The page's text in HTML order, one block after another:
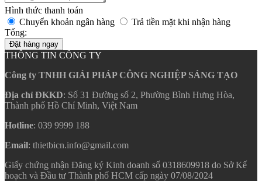
Hình thức thanh toán
Chuyển khoản ngân hàng
Trả tiền mặt khi nhận hàng
Tổng:
Đặt hàng ngay
THÔNG TIN CÔNG TY
Công ty TNHH GIẢI PHÁP CÔNG NGHIỆP SÁNG TẠO
Địa chỉ ĐKKD: Số 31 Đường số 2, Phường Bình Hưng Hòa,
Thành phố Hồ Chí Minh, Việt Nam
Hotline: 039 9999 188
Email: thietbicn.info@gmail.com
Giấy chứng nhận Đăng ký Kinh doanh số 0318609918 do Sở Kế
hoạch và Đầu tư Thành phố HCM cấp ngày 07/08/2024